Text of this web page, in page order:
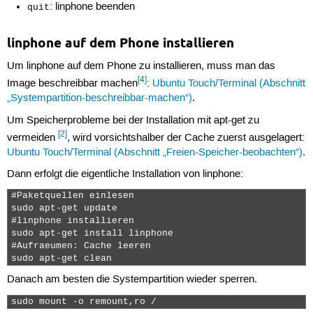
quit: linphone beenden
linphone auf dem Phone installieren
Um linphone auf dem Phone zu installieren, muss man das
Image beschreibbar machen[4]: Ubuntu Touch/Terminal (Abschnitt
„Systempartition-beschreibbar-machen“).
Um Speicherprobleme bei der Installation mit apt-get zu
vermeiden [2], wird vorsichtshalber der Cache zuerst ausgelagert:
Ubuntu Touch/Terminal (Abschnitt „Freien-Speicher-beobachten“).
Dann erfolgt die eigentliche Installation von linphone:
#Paketquellen einlesen
sudo apt-get update
#linphone installieren
sudo apt-get install linphone
#Aufraeumen: Cache leeren
sudo apt-get clean
Danach am besten die Systempartition wieder sperren.
sudo mount -o remount,ro /